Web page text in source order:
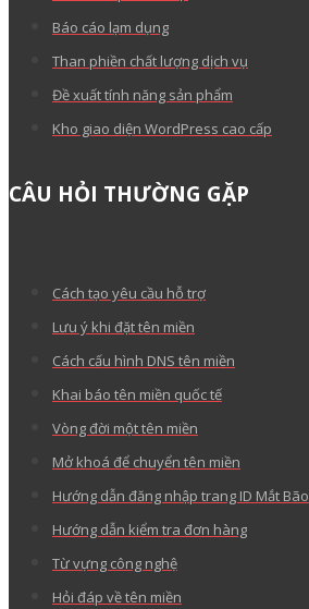
Báo cáo lạm dụng
Than phiền chất lượng dịch vụ
Đề xuất tính năng sản phẩm
Kho giao diện WordPress cao cấp
CÂU HỎI THƯỜNG GẶP
Cách tạo yêu cầu hỗ trợ
Lưu ý khi đặt tên miền
Cách cấu hình DNS tên miền
Khai báo tên miền quốc tế
Vòng đời một tên miền
Mở khoá để chuyển tên miền
Hướng dẫn đăng nhập trang ID Mắt Bão
Hướng dẫn kiểm tra đơn hàng
Từ vựng công nghệ
Hỏi đáp về tên miền